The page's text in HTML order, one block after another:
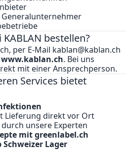
bestellen?
per E-Mail kablan@kablan.ch
www.kablan.ch. Bei uns
mit einer Ansprechperson.
Services bietet
Lieferung direkt vor Ort
durch unsere Experten
mit greenlabel.ch
Lager